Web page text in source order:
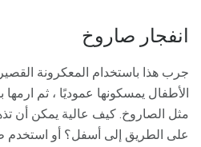
انفجار صاروخ
جرب هذا باستخدام المعكرونة
الأطفال يمسكونها عموديًا ، ثم
مثل الصاروخ. كيف عالية يمكن أن
على الطريق إلى أسفل؟ أو